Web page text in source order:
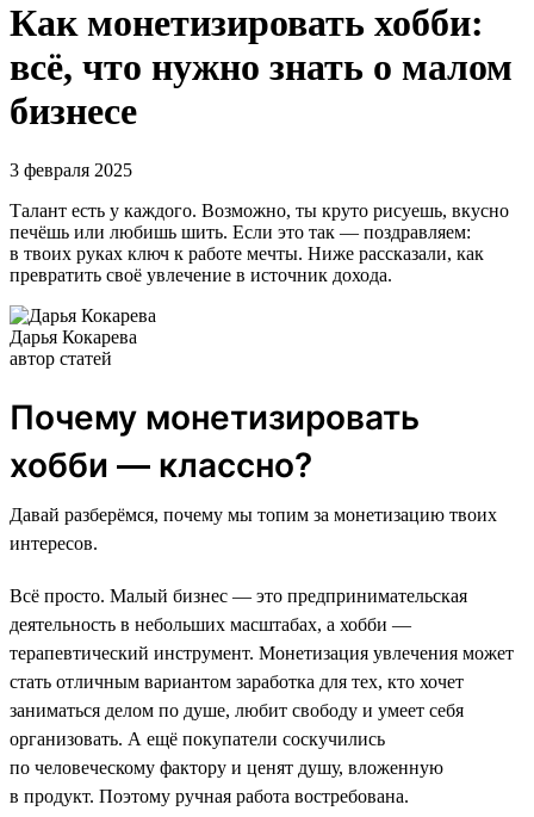
Как монетизировать хобби:
всё, что нужно знать о малом
бизнесе
3 февраля 2025
Талант есть у каждого. Возможно, ты круто рисуешь, вкусно
печёшь или любишь шить. Если это так — поздравляем:
в твоих руках ключ к работе мечты. Ниже рассказали, как
превратить своё увлечение в источник дохода.
Дарья Кокарева
автор статей
Почему монетизировать
хобби — классно?
Давай разберёмся, почему мы топим за монетизацию твоих
интересов.
Всё просто. Малый бизнес — это предпринимательская
деятельность в небольших масштабах, а хобби —
терапевтический инструмент. Монетизация увлечения может
стать отличным вариантом заработка для тех, кто хочет
заниматься делом по душе, любит свободу и умеет себя
организовать. А ещё покупатели соскучились
по человеческому фактору и ценят душу, вложенную
в продукт. Поэтому ручная работа востребована.